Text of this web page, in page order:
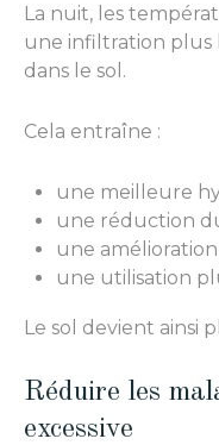
La nuit, les
une infiltration plus
dans le sol.
Cela entraîne :
une meilleure
une réduction
une
une utilisation
Le sol devient ainsi
Réduire les
excessive